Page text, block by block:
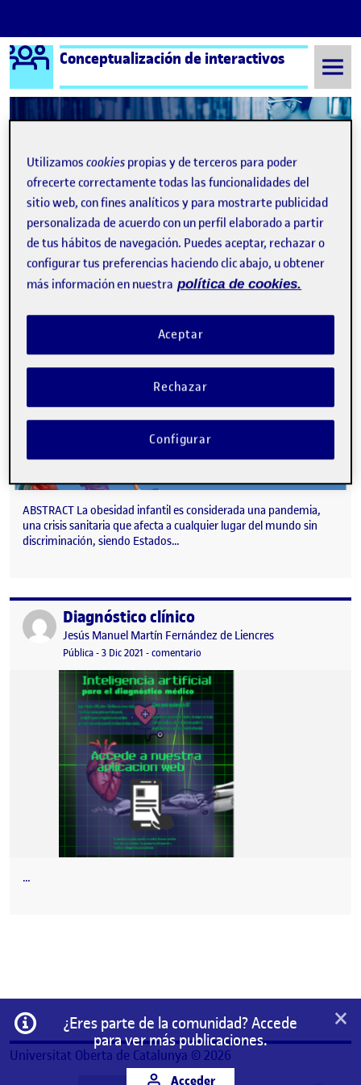
Saltar al contenido
Logo Ágora
Conceptualización de interactivos
Semestre 20211 - Aula 1 3 Diciembre, 2021
3 Diciembre, 2021
Publicado por Obesidad Infantil, la pandemia silenciosa
Publicado por
Adrian Lopez Pazos
Visibilidad:
Pública -Fecha de publicación
3 Dic 20213 diciembre, 2021 6:36 pm
-comentarioen Obesidad Infantil, la pandemia
ABSTRACT La obesidad infantil es considerada una pandemia,
una crisis sanitaria que afecta a cualquier lugar del mundo sin
discriminación, siendo Estados…
Publicado porDiagnóstico clínico
Publicado por
Jesús Manuel Martín Fernández de Liencres
Visibilidad:
Pública-Fecha de publicación
3 Dic 2021 3 diciembre, 2021 3:09 pm
-comentario
…
Información
¿Eres parte de la comunidad? Accede
para ver más publicaciones.
Acceder
×
Universitat Oberta de Catalunya © 2026
Utilizamoscookies propias y de terceros para poder
ofrecerte correctamente todas las funcionalidades del
sitio web, con fines analíticos y para mostrarte publicidad
personalizada de acuerdo con un perfil elaborado a partir
de tus hábitos de navegación. Puedes aceptar, rechazar o
configurar tus preferencias haciendo clic abajo, u obtener
más información en nuestra política de cookies.
Rechazar
Aceptar
Configurar